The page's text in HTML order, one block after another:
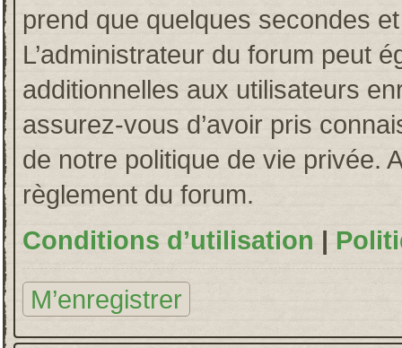
prend que quelques secondes
L’administrateur du forum peut
additionnelles aux utilisateurs
assurez-vous d’avoir pris
de notre politique de vie privée.
règlement du forum.
Conditions d’utilisation |
M’enregistrer